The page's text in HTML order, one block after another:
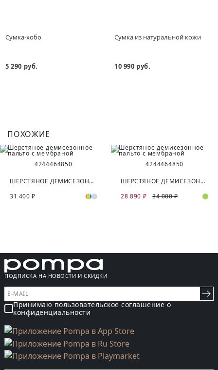
Сумка-хобо
5 290 руб.
Сумка из натуральной кожи
10 990 руб.
ПОХОЖИЕ
4244464850
ШЕРСТЯНОЕ ДЕМИСЕЗОННОЕ ПАЛЬТО С МЕМБРАНОЙ
31 400 ₽
4244464850
ШЕРСТЯНОЕ ДЕМИСЕЗОННОЕ ПАЛЬТО С МЕМБРАНОЙ
28 890 ₽
34 000 ₽
ПОДПИСКА НА НОВОСТИ И СКИДКИ
Принимаю пользовательское соглашение о
конфиденциальности